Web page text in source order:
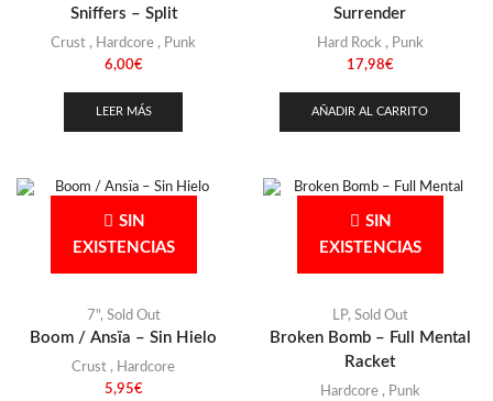
Sniffers – Split
Crust , Hardcore , Punk
6,00€
LEER MÁS
Surrender
Hard Rock , Punk
17,98€
AÑADIR AL CARRITO
SIN
EXISTENCIAS
7", Sold Out
Boom / Ansïa – Sin Hielo
Crust , Hardcore
5,95€
SIN
EXISTENCIAS
LP, Sold Out
Broken Bomb – Full Mental
Racket
Hardcore, Punk